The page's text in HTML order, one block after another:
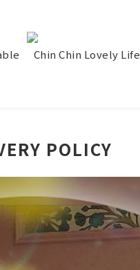
Chin Chin Lovely Life
POLICY